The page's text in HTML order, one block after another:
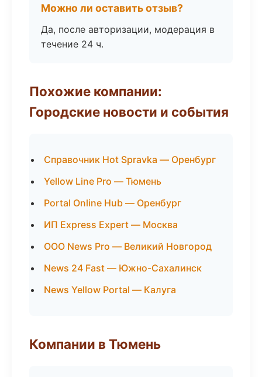
Можно ли оставить отзыв?
Да, после авторизации, модерация в
течение 24 ч.
Похожие компании:
Городские новости и события
Справочник Hot Spravka — Оренбург
Yellow Line Pro — Тюмень
Portal Online Hub — Оренбург
ИП Express Expert — Москва
ООО News Pro — Великий Новгород
News 24 Fast — Южно-Сахалинск
News Yellow Portal — Калуга
Компании в Тюмень